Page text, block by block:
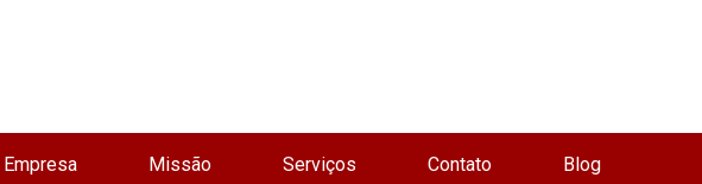
Empresa Missão Serviços Contato Blog